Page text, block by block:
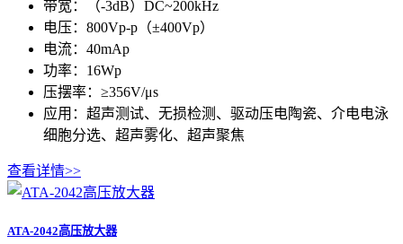
带宽：（-3dB）DC~200kHz
电压：800Vp-p（±400Vp）
电流：40mAp
功率：16Wp
压摆率：≥356V/μs
应用：超声测试、无损检测、驱动压电陶瓷、介电电泳
细胞分选、超声雾化、超声聚焦
查看详情>>
ATA-2042高压放大器